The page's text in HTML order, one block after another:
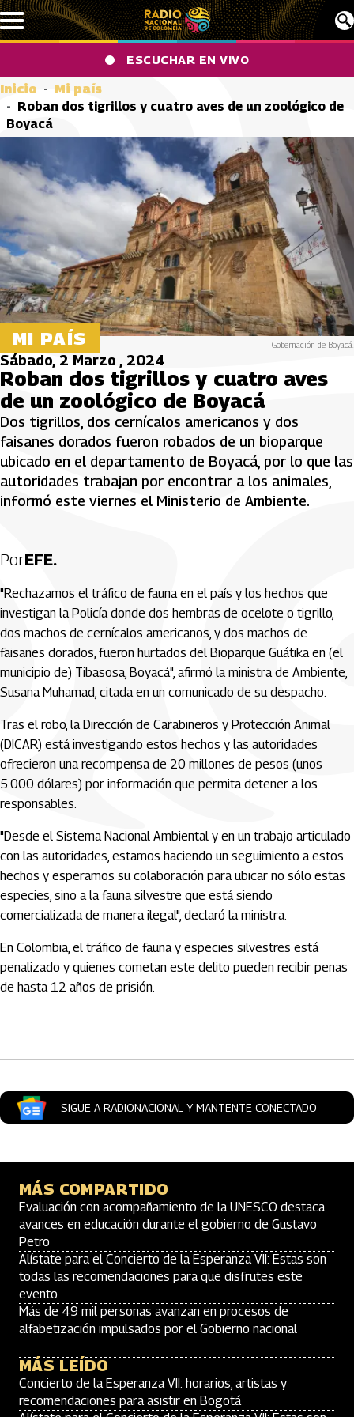
Pasar al contenido principal
ESCUCHAR EN VIVO
Inicio
Mi país
Roban dos tigrillos y cuatro aves de un zoológico de
Boyacá
MI PAÍS Gobernación de Boyacá.
Sábado, 2 Marzo , 2024
Roban dos tigrillos y cuatro aves
de un zoológico de Boyacá
Dos tigrillos, dos cernícalos americanos y dos
faisanes dorados fueron robados de un bioparque
ubicado en el departamento de Boyacá, por lo que las
autoridades trabajan por encontrar a los animales,
informó este viernes el Ministerio de Ambiente.
PorEFE.
"Rechazamos el tráfico de fauna en el país y los hechos que
investigan la Policía donde dos hembras de ocelote o tigrillo,
dos machos de cernícalos americanos, y dos machos de
faisanes dorados, fueron hurtados del Bioparque Guátika en (el
municipio de) Tibasosa, Boyacá", afirmó la ministra de Ambiente,
Susana Muhamad, citada en un comunicado de su despacho.
Tras el robo, la Dirección de Carabineros y Protección Animal
(DICAR) está investigando estos hechos y las autoridades
ofrecieron una recompensa de 20 millones de pesos (unos
5.000 dólares) por información que permita detener a los
responsables.
"Desde el Sistema Nacional Ambiental y en un trabajo articulado
con las autoridades, estamos haciendo un seguimiento a estos
hechos y esperamos su colaboración para ubicar no sólo estas
especies, sino a la fauna silvestre que está siendo
comercializada de manera ilegal", declaró la ministra.
En Colombia, el tráfico de fauna y especies silvestres está
penalizado y quienes cometan este delito pueden recibir penas
de hasta 12 años de prisión.
SIGUE A RADIONACIONAL Y MANTENTE CONECTADO
MÁS COMPARTIDO
Evaluación con acompañamiento de la UNESCO destaca
avances en educación durante el gobierno de Gustavo
Petro
Alístate para el Concierto de la Esperanza VII: Estas son
todas las recomendaciones para que disfrutes este
evento
Más de 49 mil personas avanzan en procesos de
alfabetización impulsados por el Gobierno nacional
MÁS LEÍDO
Concierto de la Esperanza VII: horarios, artistas y
recomendaciones para asistir en Bogotá